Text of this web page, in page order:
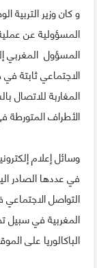
و كان وزير التربية
المسؤولية عن
المسؤول
الاجتماعي ثابتة
المغاربة
الأطراف المتورطة
وسائل إعلام
التواصل
المغربية في سبيل
الباكالوريا على